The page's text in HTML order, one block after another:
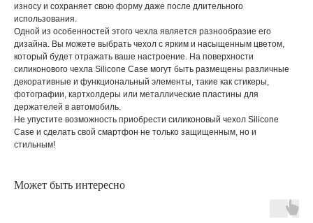
износу и сохраняет свою форму даже после длительного
использования.
Одной из особенностей этого чехла является разнообразие его
дизайна. Вы можете выбрать чехол с ярким и насыщенным цветом,
который будет отражать ваше настроение. На поверхности
силиконового чехла Silicone Case могут быть размещены различные
декоративные и функциональный элементы, такие как стикеры,
фотографии, картхолдеры или металлические пластины для
держателей в автомобиль.
Не упустите возможность приобрести силиконовый чехол Silicone
Case и сделать свой смартфон не только защищенным, но и
стильным!
Может быть интересно